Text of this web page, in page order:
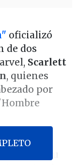
oficializó
de dos
Scarlett
, quienes
por
quien se
en su